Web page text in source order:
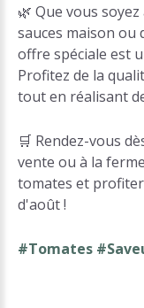
🌿 Que vous
sauces maison ou
offre spéciale est
Profitez de la
tout en réalisant
🛒 Rendez-vous
vente ou à la
tomates et
d'août !
#Tomates